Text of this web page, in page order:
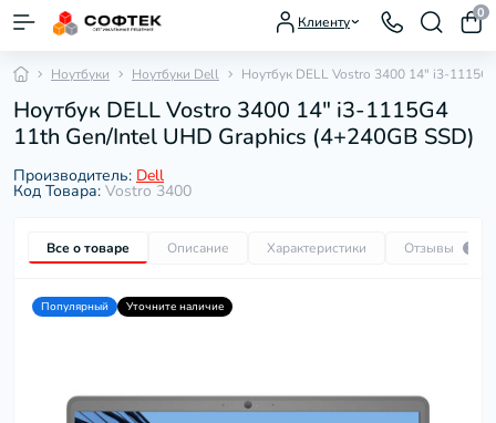
Клиенту
0
Ноутбуки Ноутбуки Dell Ноутбук DELL Vostro 3400 14" i3-
Ноутбук DELL Vostro 3400 14" i3-1115G4
11th Gen/Intel UHD Graphics (4+240GB SSD)
Производитель: Dell
Код Товара: Vostro 3400
Все о товаре Описание Характеристики Отзывы 1
Популярный Уточните наличие